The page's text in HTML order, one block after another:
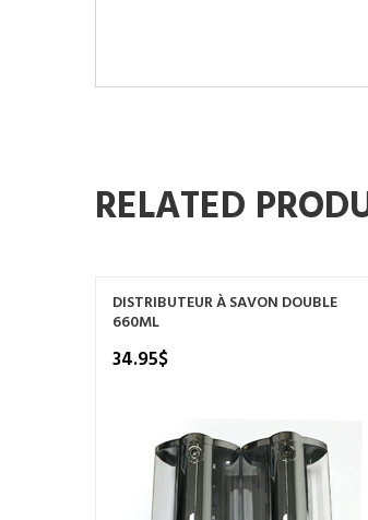
RELATED
DISTRIBUTEUR À SAVON DOUBLE
660ML
34.95$